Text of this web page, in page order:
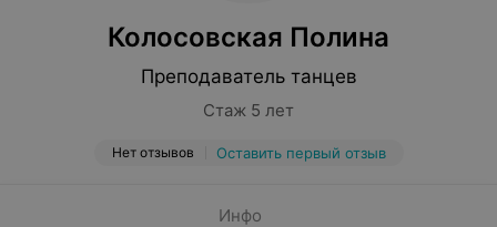
Колосовская Полина
Преподаватель танцев
Стаж 5 лет
Нет отзывов Оставить первый отзыв
Инфо